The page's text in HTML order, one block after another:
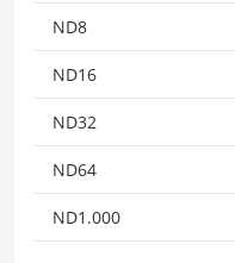
ND8
ND16
ND32
ND64
ND1.000